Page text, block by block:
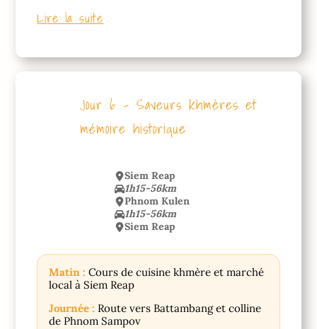
Lire la suite
Jour 6 – Saveurs khmères et
mémoire historique
Siem Reap
1h15-56km
Phnom Kulen
1h15-56km
Siem Reap
Matin : Cours de cuisine khmère et marché
local à Siem Reap
Journée : Route vers Battambang et colline
de Phnom Sampov